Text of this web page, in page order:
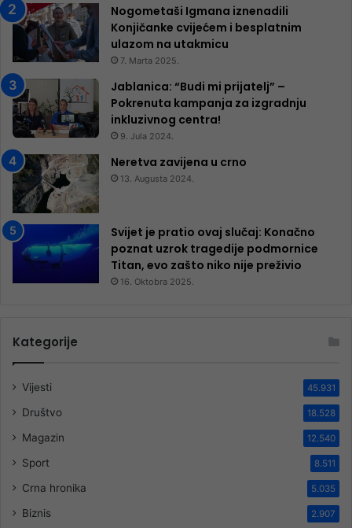
Nogometaši Igmana iznenadili
Konjičanke cvijećem i besplatnim
ulazom na utakmicu
7. Marta 2025.
Jablanica: “Budi mi prijatelj” –
Pokrenuta kampanja za izgradnju
inkluzivnog centra!
9. Jula 2024.
Neretva zavijena u crno
13. Augusta 2024.
Svijet je pratio ovaj slučaj: Konačno
poznat uzrok tragedije podmornice
Titan, evo zašto niko nije preživio
16. Oktobra 2025.
Kategorije
Vijesti 45.931
Društvo 18.528
Magazin 12.540
Sport 8.511
Crna hronika 5.035
Biznis 2.907